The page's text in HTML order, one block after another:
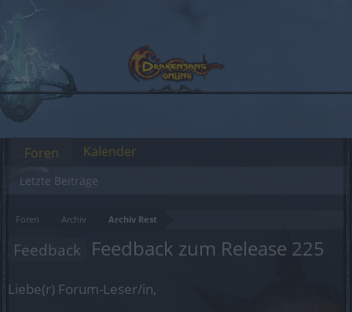
Foren Archiv Archiv Rest
Feedback Feedback zum Release 225
Liebe(r) Forum-Leser/in,
Foren
Letzte Beiträge
Kalender